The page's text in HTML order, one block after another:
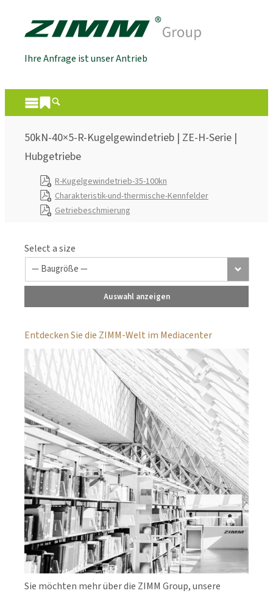
Ihre Anfrage ist unser Antrieb
50kN-40×5-R-Kugelgewindetrieb | ZE-H-Serie |
Hubgetriebe
R-Kugelgewindetrieb-35-100kn
Charakteristik-und-thermische-Kennfelder
Getriebeschmierung
Select a size
Auswahl anzeigen
Entdecken Sie die ZIMM-Welt im Mediacenter
Sie möchten mehr über die ZIMM Group, unsere